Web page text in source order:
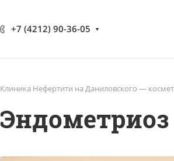
+7 (4212) 90-36-05
Клиника Нефертити на Даниловского —
Эндометриоз